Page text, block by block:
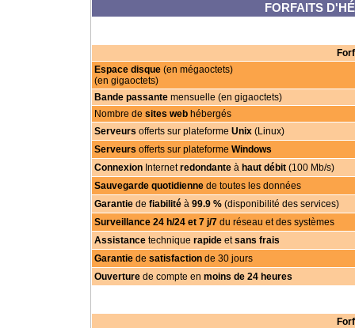
FORFAITS
Espace disque(en mégaoctets)
(en gigaoctets)
Bande passantemensuelle (en gigaoctets)
Nombre de sites webhébergés
Serveurs offerts sur plateforme Unix(Linux)
Serveurs offerts sur plateforme Windows
ConnexionInternetredondanteà haut débit (100 Mb/s)
Sauvegarde quotidiennede toutes les données
Garantiede fiabilitéà 99.9 %(disponibilité des services)
Surveillance 24 h/24 et 7 j/7du réseau et des systèmes
Assistancetechnique rapideetsans frais
Garantiede satisfactionde 30 jours
Ouverturede compte en moins de 24 heures